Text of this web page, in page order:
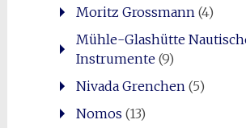
Moritz Grossmann (4)
Mühle-Glashütte
Instrumente(9)
Nivada Grenchen (5)
Nomos (13)